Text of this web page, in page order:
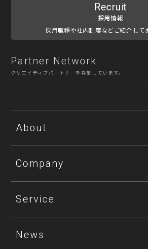
Recruit
採用情報
採用職種や社内制度などご紹介して
Partner Network
クリエイティブパートナーを募集しています。
About
Company
Service
News